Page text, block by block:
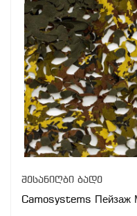
შესანიღბი ბადე
Camosystems